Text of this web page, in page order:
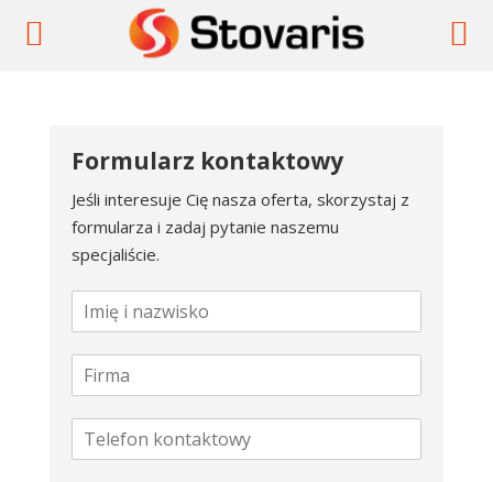
Formularz kontaktowy
Jeśli interesuje Cię nasza oferta, skorzystaj z
formularza i zadaj pytanie naszemu
specjaliście.